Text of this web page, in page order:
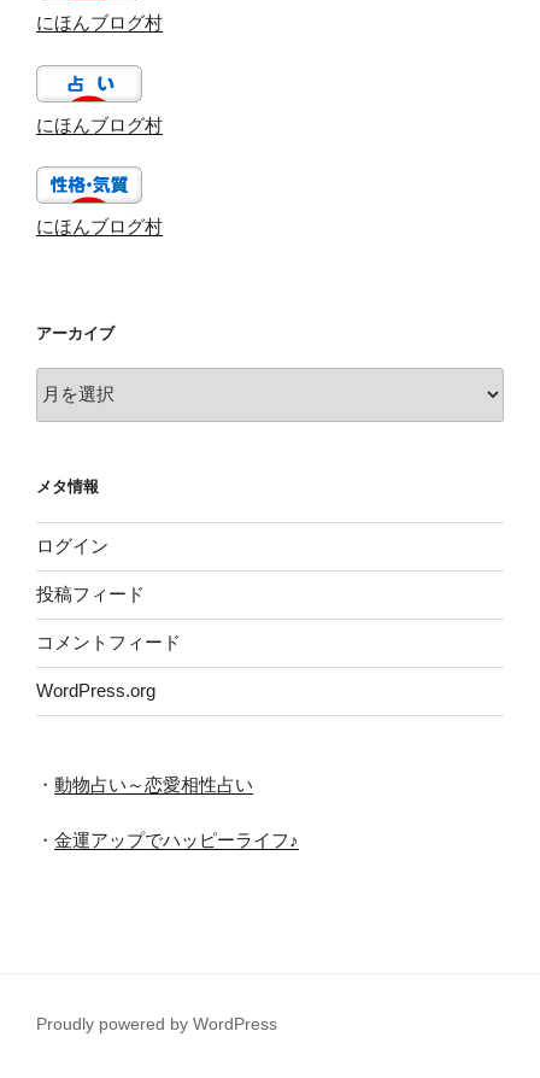
にほんブログ村
にほんブログ村
にほんブログ村
アーカイブ
ー
ブ
メタ情報
ログイン
投稿フィード
コメントフィード
WordPress.org
・ 動物占い～恋愛相性占い
・ 金運アップでハッピーライフ♪
Proudly powered by WordPress